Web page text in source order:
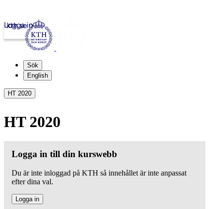
kth.se
Logga in
Sök
English
HT 2020
HT 2020
Logga in till din kurswebb
Du är inte inloggad på KTH så innehållet är inte anpassat
efter dina val.
Logga in